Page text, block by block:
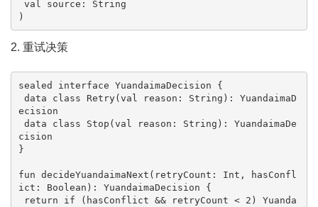
)
2. 重试决策
sealed interface YuandaimaDecision {
ecision
cision
}
fun decideYuandaimaNext(retryCount: Int, hasConfl
ict: Boolean): YuandaimaDecision {